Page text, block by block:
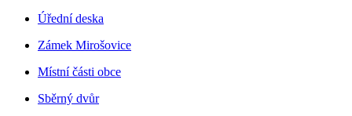
Úřední deska
Zámek Mirošovice
Místní části obce
Sběrný dvůr